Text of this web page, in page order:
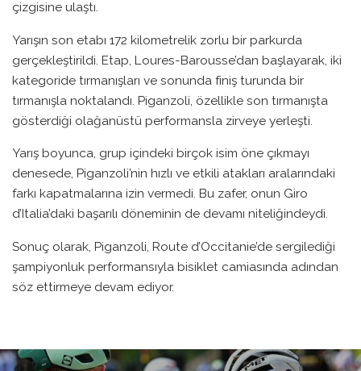
çizgisine ulaştı.
Yarışın son etabı 172 kilometrelik zorlu bir parkurda
gerçekleştirildi. Etap, Loures-Barousse’dan başlayarak, iki
kategoride tırmanışları ve sonunda finiş turunda bir
tırmanışla noktalandı. Piganzoli, özellikle son tırmanışta
gösterdiği olağanüstü performansla zirveye yerleşti.
Yarış boyunca, grup içindeki birçok isim öne çıkmayı
denesede, Piganzoli’nin hızlı ve etkili atakları aralarındaki
farkı kapatmalarına izin vermedi. Bu zafer, onun Giro
d’Italia’daki başarılı döneminin de devamı niteliğindeydi.
Sonuç olarak, Piganzoli, Route d’Occitanie’de sergilediği
şampiyonluk performansıyla bisiklet camiasında adından
söz ettirmeye devam ediyor.